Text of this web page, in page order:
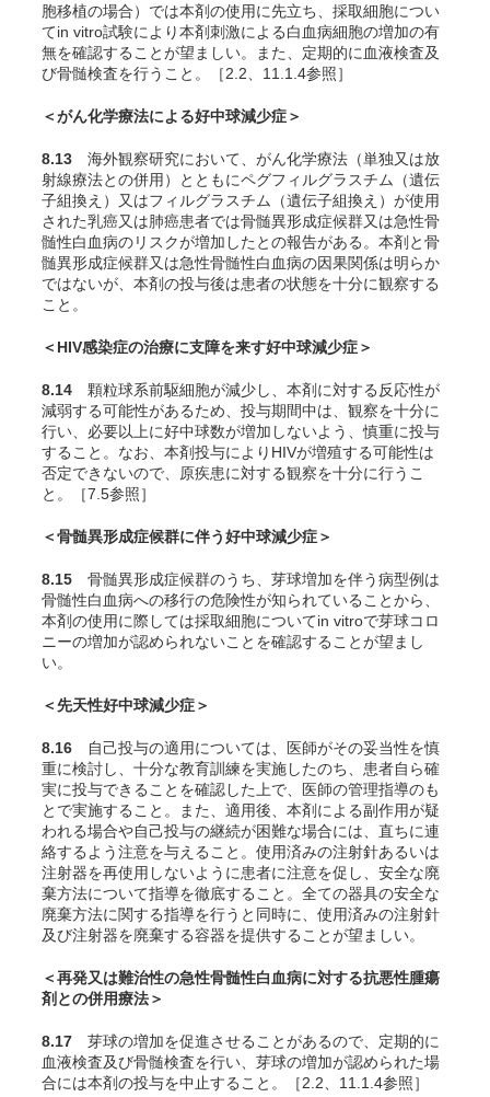
胞移植の場合）では本剤の使用に先立ち、採取細胞につい
てin vitro試験により本剤刺激による白血病細胞の増加の有
無を確認することが望ましい。また、定期的に血液検査及
び骨髄検査を行うこと。［2.2、11.1.4参照］
＜がん化学療法による好中球減少症＞
8.13 海外観察研究において、がん化学療法（単独又は放
射線療法との併用）とともにペグフィルグラスチム（遺伝
子組換え）又はフィルグラスチム（遺伝子組換え）が使用
された乳癌又は肺癌患者では骨髄異形成症候群又は急性骨
髄性白血病のリスクが増加したとの報告がある 。本剤と骨
髄異形成症候群又は急性骨髄性白血病の因果関係は明らか
ではないが、本剤の投与後は患者の状態を十分に観察する
こと。
＜HIV感染症の治療に支障を来す好中球減少症＞
8.14 顆粒球系前駆細胞が減少し、本剤に対する反応性が
減弱する可能性があるため、投与期間中は、観察を十分に
行い、必要以上に好中球数が増加しないよう、慎重に投与
すること。なお、本剤投与によりHIVが増殖する可能性は
否定できないので、原疾患に対する観察を十分に行うこ
と。［7.5参照］
＜骨髄異形成症候群に伴う好中球減少症＞
8.15 骨髄異形成症候群のうち、芽球増加を伴う病型例は
骨髄性白血病への移行の危険性が知られていることから、
本剤の使用に際しては採取細胞についてin vitroで芽球コロ
ニーの増加が認められないことを確認することが望まし
い。
＜先天性好中球減少症＞
8.16 自己投与の適用については、医師がその妥当性を慎
重に検討し、十分な教育訓練を実施したのち、患者自ら確
実に投与できることを確認した上で、医師の管理指導のも
とで実施すること。また、適用後、本剤による副作用が疑
われる場合や自己投与の継続が困難な場合には、直ちに連
絡するよう注意を与えること。使用済みの注射針あるいは
注射器を再使用しないように患者に注意を促し、安全な廃
棄方法について指導を徹底すること。全ての器具の安全な
廃棄方法に関する指導を行うと同時に、使用済みの注射針
及び注射器を廃棄する容器を提供することが望ましい。
＜再発又は難治性の急性骨髄性白血病に対する抗悪性腫瘍
剤との併用療法＞
8.17 芽球の増加を促進させることがあるので、定期的に
血液検査及び骨髄検査を行い、芽球の増加が認められた場
合には本剤の投与を中止すること。［2.2、11.1.4参照］